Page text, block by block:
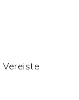
Vereiste